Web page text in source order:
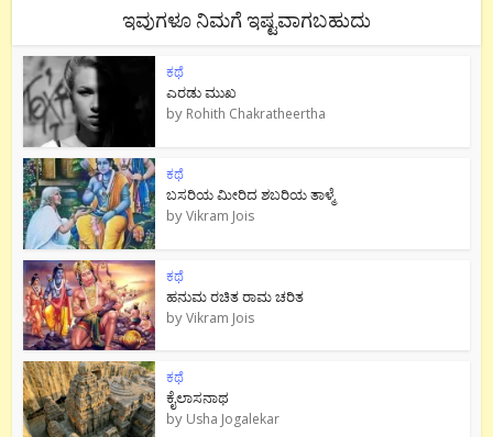
ಇವುಗಳೂ ನಿಮಗೆ ಇಷ್ಟವಾಗಬಹುದು
ಕಥೆ
ಎರಡು ಮುಖ
by Rohith Chakratheertha
ಕಥೆ
ಬಸರಿಯ ಮೀರಿದ ಶಬರಿಯ ತಾಳ್ಮೆ
byVikram Jois
ಕಥೆ
ಹನುಮ ರಚಿತ ರಾಮ‌ ಚರಿತ
byVikram Jois
ಕಥೆ
ಕೈಲಾಸನಾಥ
by Usha Jogalekar